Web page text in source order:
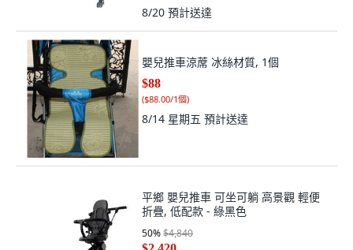
8/20 預計送達
嬰兒推車涼蓆 冰絲材質, 1個
$88
($88.00/1個)
8/14 星期五 預計送達
平鄉 嬰兒推車 可坐可躺 高景觀 輕便
折疊, 低配款 - 綠黑色
50%$4,840